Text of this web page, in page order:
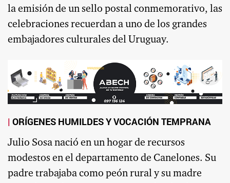
la emisión de un sello postal conmemorativo, las
celebraciones recuerdan a uno de los grandes
embajadores culturales del Uruguay.
ORÍGENES HUMILDES Y VOCACIÓN TEMPRANA
Julio Sosa nació en un hogar de recursos
modestos en el departamento de Canelones. Su
padre trabajaba como peón rural y su madre